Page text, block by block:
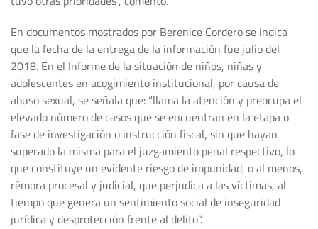
En documentos mostrados por Berenice Cordero se indica
que la fecha de la entrega de la información fue julio del
2018. En el Informe de la situación de niños, niñas y
adolescentes en acogimiento institucional, por causa de
abuso sexual, se señala que: “llama la atención y preocupa el
elevado número de casos que se encuentran en la etapa o
fase de investigación o instrucción fiscal, sin que hayan
superado la misma para el juzgamiento penal respectivo, lo
que constituye un evidente riesgo de impunidad, o al menos,
rémora procesal y judicial, que perjudica a las víctimas, al
tiempo que genera un sentimiento social de inseguridad
jurídica y desprotección frente al delito”.